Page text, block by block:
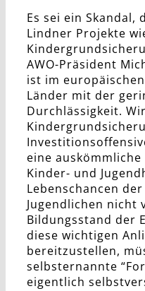
Es sei ein Skandal,
Lindner Projekte
AWO-Präsident
ist im
Länder mit der
Durchlässigkeit.
eine
Kinder- und
Lebenschancen
Jugendlichen nicht
Bildungsstand der
diese wichtigen
bereitzustellen,
selbsternannte
eigentlich